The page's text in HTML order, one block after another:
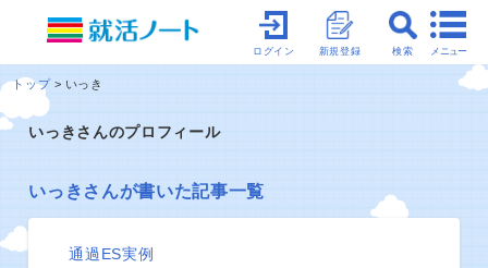
メニュー
検索
新規登録
ログイン
トップ いっき
いっきさんのプロフィール
いっきさんが書いた記事一覧
通過ES実例